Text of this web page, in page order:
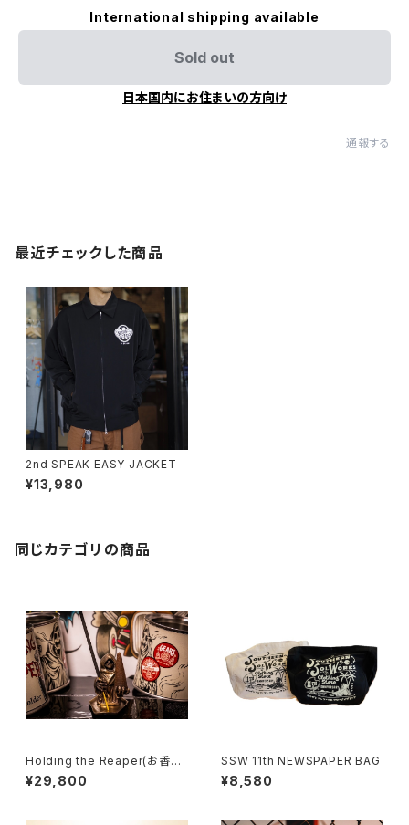
International shipping available
Sold out
日本国内にお住まいの方向け
通報する
最近チェックした商品
2nd SPEAK EASY JACKET
¥13,980
同じカテゴリの商品
Holding the Reaper(お香立
て)
¥29,800
SSW 11th NEWSPAPER BAG
¥8,580